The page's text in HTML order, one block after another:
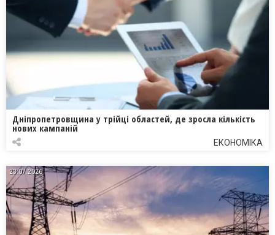
Дніпропетровщина у трійці областей, де зросла кількість
нових кампаній
ЕКОНОМІКА
23.07.2026